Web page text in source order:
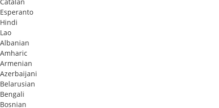
Esperanto
Hindi
Lao
Albanian
Amharic
Armenian
Azerbaijani
Belarusian
Bengali
Bosnian